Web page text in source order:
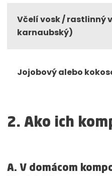
Včelí vosk / rastlinný
karnaubský)
Jojobový alebo
2. Ako ich
A. V domácom